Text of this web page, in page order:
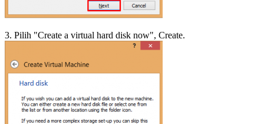
3. Pilih "Create a virtual hard disk now", Create.